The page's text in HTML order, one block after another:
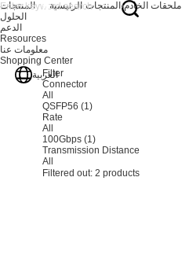
المنتجات
الحلول
الدعم
Resources
معلومات عنا
Shopping Center
العربية
الرئيسية المنتجات ملحقات الخادم
Filter
Connector
All
QSFP56 (1)
Rate
All
100Gbps (1)
Transmission Distance
All
Filtered out: 2 products